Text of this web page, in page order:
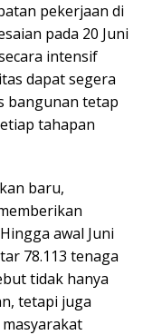
pekerjaan di
pada 20 Juni
intensif
dapat segera
bangunan tetap
tahapan
baru,
awal Juni
78.113 tenaga
tidak hanya
tetapi juga